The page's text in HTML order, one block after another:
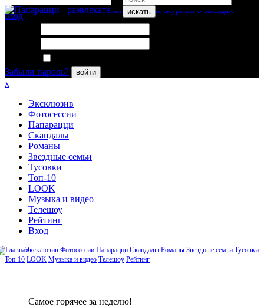
искать
вход
Забыли пароль?
войти
x
Эксклюзив
Фотосессии
Папарацци
Скандалы
Романы
Звездные семьи
Тусовки
Топ-10
LOOK
Музыка и видео
Телешоу
Рейтинг
Вход
Эксклюзив Фотосессии Папарацци Скандалы Романы Звездные семьи Тусовки
Топ-10 LOOK Музыка и видео Телешоу Рейтинг
Сaмое гoрячее за неделю!